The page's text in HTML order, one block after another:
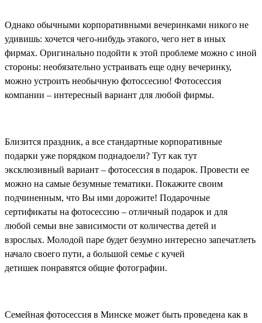
Однако обычными корпоративными вечеринками никого не
удивишь: хочется чего-нибудь этакого, чего нет в иных
фирмах. Оригинально подойти к этой проблеме можно с иной
стороны: необязательно устраивать еще одну вечеринку,
можно устроить необычную фотоссесию! Фотосессия
компании – интересный вариант для любой фирмы.
Близится праздник, а все стандартные корпоративные
подарки уже порядком поднадоели? Тут как тут
эксклюзивный вариант – фотосессия в подарок. Провести ее
можно на самые безумные тематики. Покажите своим
подчиненным, что Вы ими дорожите! Подарочные
сертификаты на фотосессию – отличный подарок и для
любой семьи вне зависимости от количества детей и
взрослых. Молодой паре будет безумно интересно запечатлеть
начало своего пути, а большой семье с кучей
детишек понравятся общие фотографии.
Семейная фотосессия в Минске может быть проведена как в